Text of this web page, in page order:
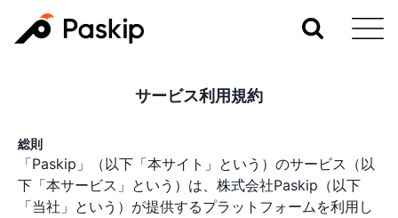
サービス利用規約
総則
「Paskip」（以下「本サイト」という）のサービス（以
下「本サービス」という）は、株式会社Paskip（以下
「当社」という）が提供するプラットフォームを利用し